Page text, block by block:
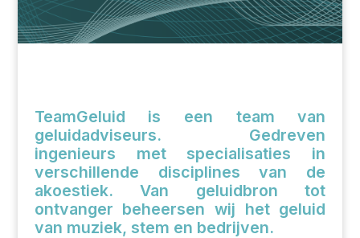
TeamGeluid is een team van
geluidadviseurs. Gedreven
ingenieurs met specialisaties in
verschillende disciplines van de
akoestiek. Van geluidbron tot
ontvanger beheersen wij het geluid
van muziek, stem en bedrijven.